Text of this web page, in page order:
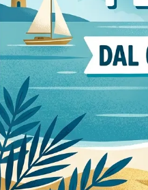
Stile
moderne111